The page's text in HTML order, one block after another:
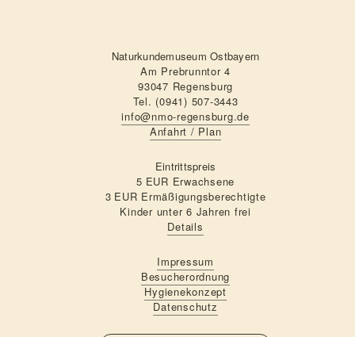
Naturkundemuseum Ostbayern
Am Prebrunntor 4
93047 Regensburg
Tel. (0941) 507-3443
info@nmo-regensburg.de
Anfahrt / Plan
Eintrittspreis
5 EUR Erwachsene
3 EUR Ermäßigungsberechtigte
Kinder unter 6 Jahren frei
Details
Impressum
Besucherordnung
Hygienekonzept
Datenschutz